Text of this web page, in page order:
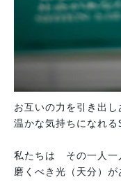
お互いの力を引き出し
温かな気持ちになれ
私たちは　その一人
磨くべき光（天分）が